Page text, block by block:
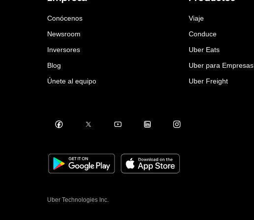
Conócenos
Newsroom
Inversores
Blog
Únete al equipo
Viaje
Conduce
Uber Eats
Uber para Empresas
Uber Freight
Uber Technologies Inc.